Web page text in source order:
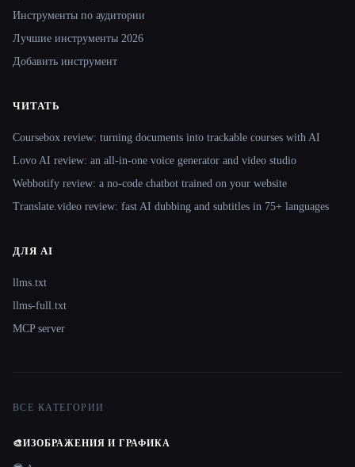
Инструменты по аудитории
Лучшие инструменты 2026
Добавить инструмент
ЧИТАТЬ
Coursebox review: turning documents into trackable courses with AI
Lovo AI review: an all-in-one voice generator and video studio
Webbotify review: a no-code chatbot trained on your website
Translate.video review: fast AI dubbing and subtitles in 75+ languages
ДЛЯ AI
llms.txt
llms-full.txt
MCP server
ВСЕ КАТЕГОРИИ
🎨ИЗОБРАЖЕНИЯ И ГРАФИКА